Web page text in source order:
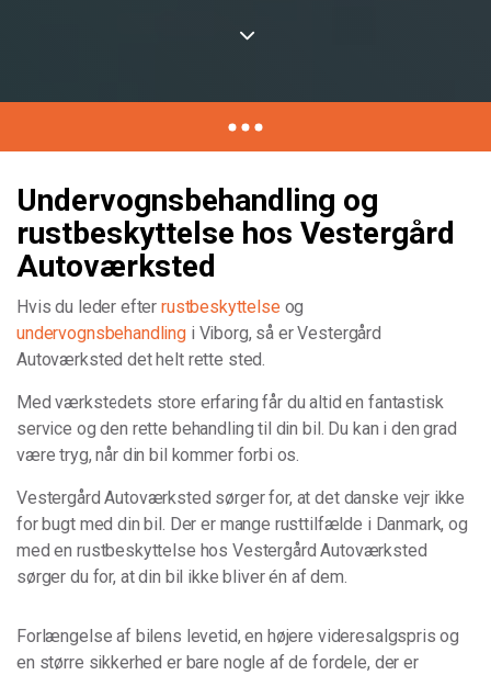
Undervognsbehandling og
rustbeskyttelse hos Vestergård
Autoværksted
Hvis du leder efter rustbeskyttelse og
undervognsbehandling i Viborg, så er Vestergård
Autoværksted det helt rette sted.
Med værkstedets store erfaring får du altid en fantastisk
service og den rette behandling til din bil. Du kan i den grad
være tryg, når din bil kommer forbi os.
Vestergård Autoværksted sørger for, at det danske vejr ikke
for bugt med din bil. Der er mange rusttilfælde i Danmark, og
med en rustbeskyttelse hos Vestergård Autoværksted
sørger du for, at din bil ikke bliver én af dem.
Forlængelse af bilens levetid, en højere videresalgspris og
en større sikkerhed er bare nogle af de fordele, der er